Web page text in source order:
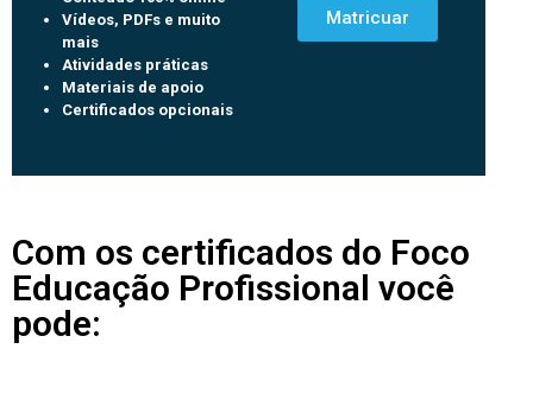
Vídeos, PDFs e muito
mais
Atividades práticas
Materiais de apoio
Certificados opcionais
Matricuar
Com os certificados do Foco
Educação Profissional você
pode: